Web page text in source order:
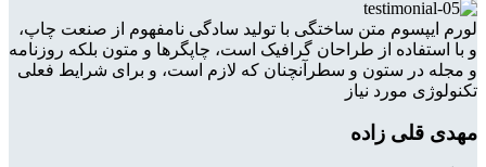
لورم ایپسوم متن ساختگی با تولید سادگی نامفهوم از صنعت چاپ،
و با استفاده از طراحان گرافیک است، چاپگرها و متون بلکه روزنامه
و مجله در ستون و سطرآنچنان که لازم است، و برای شرایط فعلی
تکنولوژی مورد نیاز
مهدی قلی زاده